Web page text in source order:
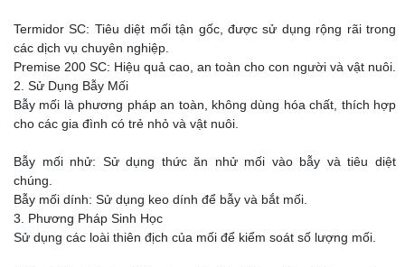
Termidor SC: Tiêu diệt mối tận gốc, được sử dụng rộng rãi trong
các dịch vụ chuyên nghiệp.
Premise 200 SC: Hiệu quả cao, an toàn cho con người và vật nuôi.
2. Sử Dụng Bẫy Mối
Bẫy mối là phương pháp an toàn, không dùng hóa chất, thích hợp
cho các gia đình có trẻ nhỏ và vật nuôi.
Bẫy mối nhử: Sử dụng thức ăn nhử mối vào bẫy và tiêu diệt
chúng.
Bẫy mối dính: Sử dụng keo dính để bẫy và bắt mối.
3. Phương Pháp Sinh Học
Sử dụng các loài thiên địch của mối để kiểm soát số lượng mối.